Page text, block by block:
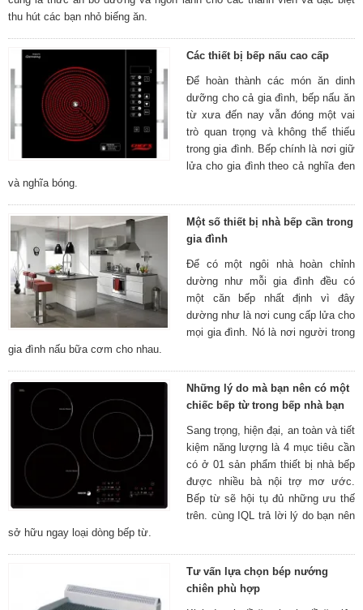
thu hút các bạn nhỏ biếng ăn.
Các thiết bị bếp nấu cao cấp
Để hoàn thành các món ăn dinh
dưỡng cho cả gia đình, bếp nấu ăn
từ xưa đến nay vẫn đóng một vai
trò quan trọng và không thể thiếu
trong gia đình. Bếp chính là nơi giữ
lửa cho gia đình theo cả nghĩa đen
và nghĩa bóng.
Một số thiết bị nhà bếp cần trong
gia đình
Để có một ngôi nhà hoàn chỉnh
dường như mỗi gia đình đều có
một căn bếp nhất định vì đây
dường như là nơi cung cấp lửa cho
mọi gia đình. Nó là nơi người trong
gia đình nấu bữa cơm cho nhau.
Những lý do mà bạn nên có một
chiếc bếp từ trong bếp nhà bạn
Sang trọng, hiện đại, an toàn và tiết
kiệm năng lượng là 4 mục tiêu cần
có ở 01 sản phẩm thiết bị nhà bếp
được nhiều bà nội trợ mơ ước.
Bếp từ sẽ hội tụ đủ những ưu thế
trên. cùng IQL trả lời lý do bạn nên
sở hữu ngay loại dòng bếp từ.
Tư vấn lựa chọn bép nướng
chiên phù hợp